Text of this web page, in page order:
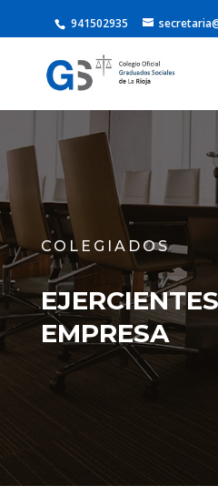
941502935
COLEGIADOS
EMPRESA